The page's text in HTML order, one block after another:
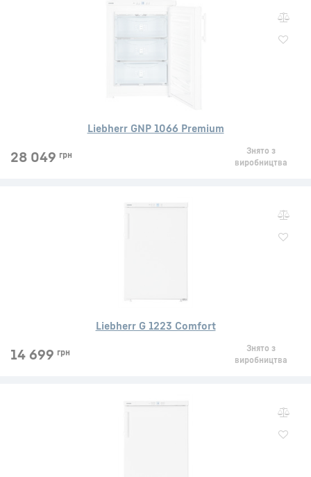
Liebherr GNP 1066 Premium
28 049 грн
Знято з
виробництва
Liebherr G 1223 Comfort
14 699 грн
Знято з
виробництва